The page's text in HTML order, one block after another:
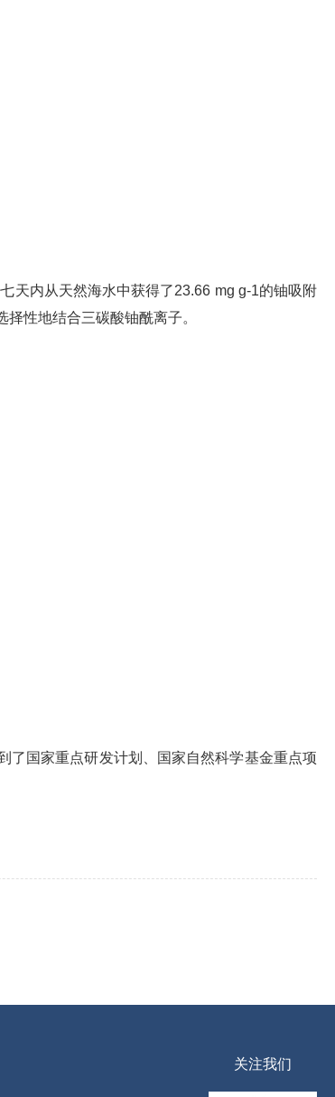
天内从天然海水中获得了23.66 mg g-1的铀吸附
性地结合三碳酸铀酰离子。
了国家重点研发计划、国家自然科学基金重点项
关注我们